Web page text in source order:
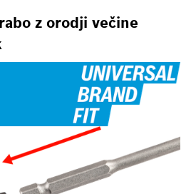
z orodji večine